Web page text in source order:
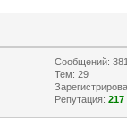
Сообщений: 381
Тем: 29
Репутация:217